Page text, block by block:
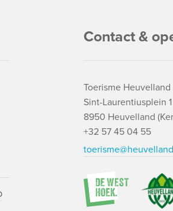
Contact &
Toerisme Heuvelland
Sint-Laurentiusplein 1
8950 Heuvelland
+32 57 45 04 55